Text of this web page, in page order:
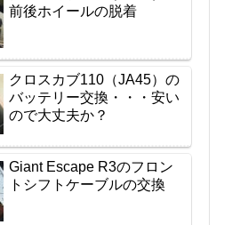
前後ホイールの脱着
クロスカブ110（JA45）の
バッテリー交換・・・安い
ので大丈夫か？
Giant Escape R3のフロン
トシフトケーブルの交換